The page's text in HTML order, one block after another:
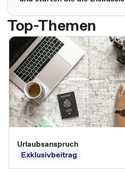
Top-Themen
Urlaubsanspruch
Exklusivbeitrag